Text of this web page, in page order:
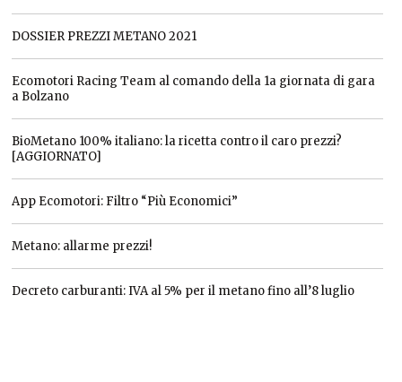
DOSSIER PREZZI METANO 2021
Ecomotori Racing Team al comando della 1a giornata di gara
a Bolzano
BioMetano 100% italiano: la ricetta contro il caro prezzi?
[AGGIORNATO]
App Ecomotori: Filtro “Più Economici”
Metano: allarme prezzi!
Decreto carburanti: IVA al 5% per il metano fino all’8 luglio